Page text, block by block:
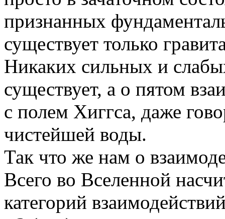
признанных
существует только
Никаких сильных и
существует, а о пятом
с полем Хиггса, даже
чистейшей воды.
Так что же нам о
Всего во Вселенной
категорий